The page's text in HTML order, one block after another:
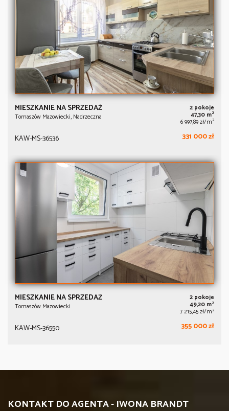
MIESZKANIE NA SPRZEDAŻ
Tomaszów Mazowiecki, Nadrzeczna
2 pokoje
47,30 m2
6 997,89 zł/m2
KAW-MS-36536 331 000 zł
MIESZKANIE NA SPRZEDAŻ
Tomaszów Mazowiecki
2 pokoje
49,20 m2
7 215,45 zł/m2
KAW-MS-36550 355 000 zł
KONTAKT DO AGENTA - IWONA BRANDT